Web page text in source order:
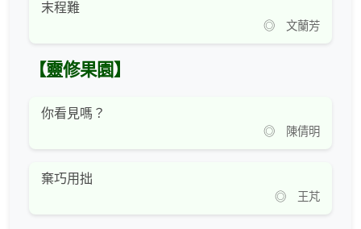
末程難
◎ 文蘭芳
【靈修果園】
你看見嗎？
◎ 陳倩明
棄巧用拙
◎ 王芃